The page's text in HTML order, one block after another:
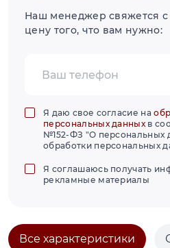
Наш менеджер свяжется с
цену того, что вам нужно:
Я даю свое согласие на
персональных данныхв
№152-ФЗ "О персональных
обработки персональных
Я соглашаюсь получать
рекламные материалы
Все характеристики